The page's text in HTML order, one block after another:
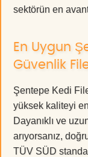
sektörün en
En Uygun
Güvenlik
Şentepe Kedi
yüksek kaliteyi
Dayanıklı ve
arıyorsanız,
TÜV SÜD